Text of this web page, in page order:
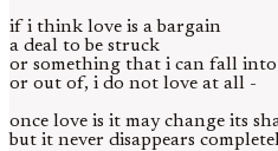
if i think love is a bargain
a deal to be struck
or something that i can fall into
or out of, i do not love at all -
once love is it may change its
but it never disappears